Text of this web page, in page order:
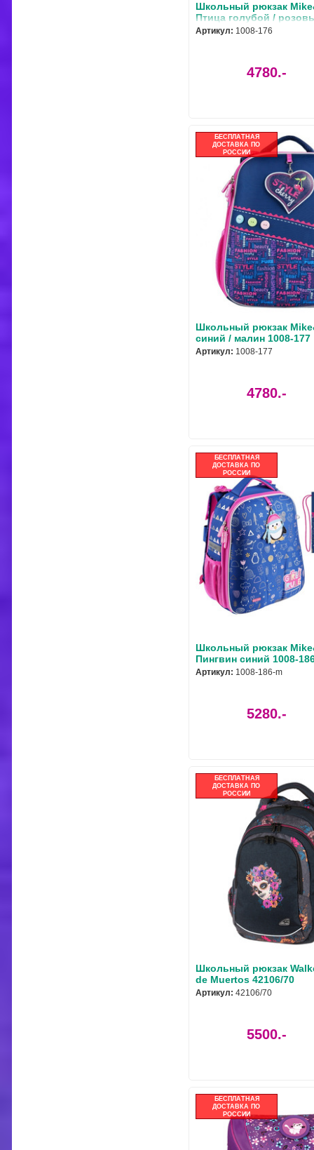
Школьный рюкзак
Птица голубой /
176
Артикул: 1008-176
4780.-
БЕСПЛАТНАЯ
ДОСТАВКА ПО
РОССИИ
Школьный рюкзак
синий / малин 1008-177
Артикул: 1008-177
4780.-
БЕСПЛАТНАЯ
ДОСТАВКА ПО
РОССИИ
Школьный рюкзак
Пингвин синий 1008-
Артикул: 1008-186-m
5280.-
БЕСПЛАТНАЯ
ДОСТАВКА ПО
РОССИИ
Школьный рюкзак
de Muertos 42106/70
Артикул: 42106/70
5500.-
БЕСПЛАТНАЯ
ДОСТАВКА ПО
РОССИИ